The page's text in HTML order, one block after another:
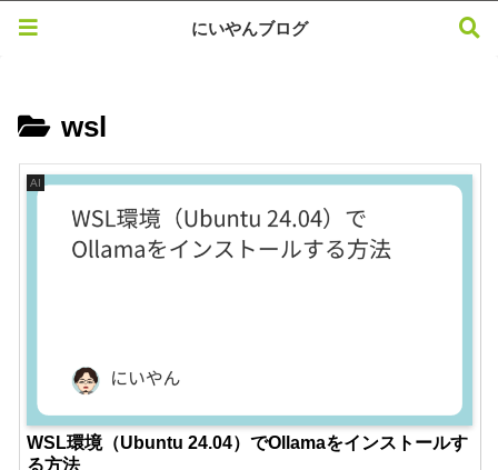
wsl
AI
WSL環境（Ubuntu 24.04）でOllamaをインストールす
る方法
にいやんブログ